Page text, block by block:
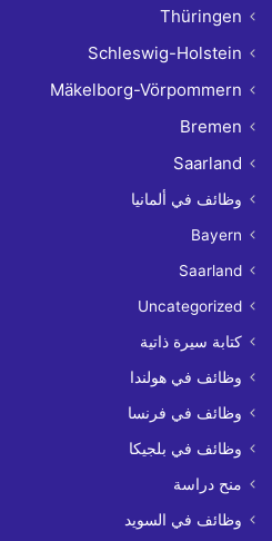
Thüringen
Schleswig-Holstein
Mäkelborg-Vörpommern
Bremen
Saarland
وظائف في ألمانيا
Bayern
Saarland
Uncategorized
كتابة سيرة ذاتية
وظائف في هولندا
وظائف في فرنسا
وظائف في بلجيكا
منح دراسة
وظائف في السويد